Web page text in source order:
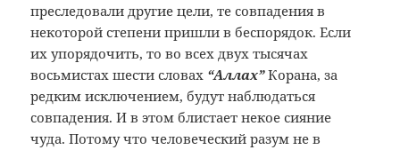
преследовали другие цели, те совпадения в
некоторой степени пришли в беспорядок. Если
их упорядочить, то во всех двух тысячах
восьмистах шести словах “Аллах”Корана, за
редким исключением, будут наблюдаться
совпадения. И в этом блистает некое сияние
чуда. Потому что человеческий разум не в